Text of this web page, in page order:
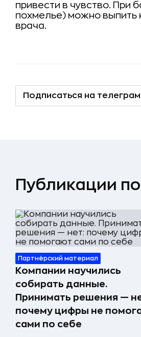
привести в чувство. При
похмелье) можно выпить
врача.
Подписаться на
Публикации
Партнёрский материал
Компании научились
собирать данные.
Принимать решения —
почему цифры не
сами по себе